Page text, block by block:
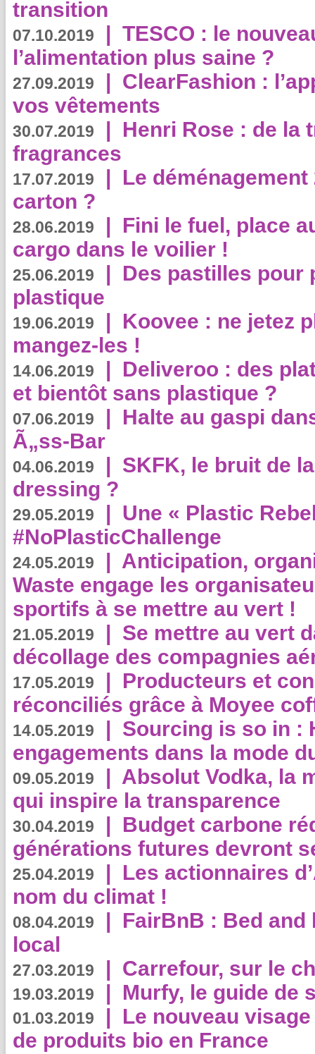
transition
07.10.2019 | TESCO : le
l’alimentation plus saine ?
27.09.2019 | ClearFashion :
vos vêtements
30.07.2019 | Henri Rose : de la
fragrances
17.07.2019 | Le
carton ?
28.06.2019 | Fini le fuel, place
cargo dans le voilier !
25.06.2019 | Des pastilles pour
plastique
19.06.2019 | Koovee : ne jetez
mangez-les !
14.06.2019 | Deliveroo : des
et bientôt sans plastique ?
07.06.2019 | Halte au gaspi
Ã„ss-Bar
04.06.2019 | SKFK, le bruit de
dressing ?
29.05.2019 | Une « Plastic
#NoPlasticChallenge
24.05.2019 | Anticipation,
Waste engage les
sportifs à se mettre au vert !
21.05.2019 | Se mettre au vert
décollage des compagnies
17.05.2019 | Producteurs et
réconciliés grâce à Moyee
14.05.2019 | Sourcing is so in :
engagements dans la mode
09.05.2019 | Absolut Vodka, la
qui inspire la transparence
30.04.2019 | Budget carbone
générations futures devront
25.04.2019 | Les actionnaires
nom du climat !
08.04.2019 | FairBnB : Bed
local
27.03.2019 | Carrefour, sur le
19.03.2019 | Murfy, le guide de
01.03.2019 | Le nouveau
de produits bio en France